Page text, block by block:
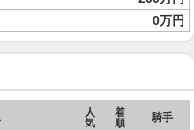
0万円
人
気
着
順
騎手